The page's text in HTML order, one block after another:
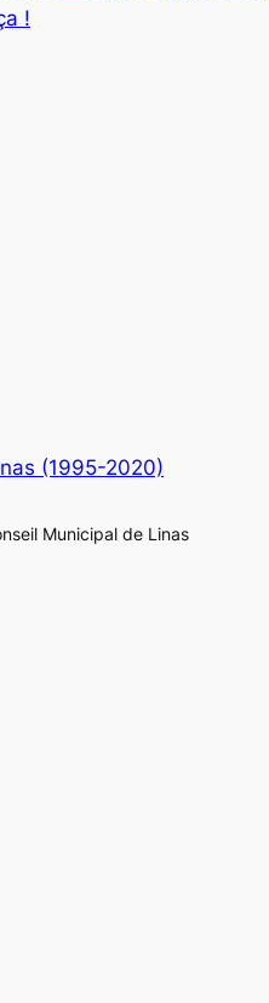
!
(1995-2020)
Municipal de Linas